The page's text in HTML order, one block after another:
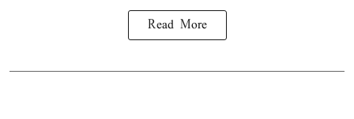
Read More